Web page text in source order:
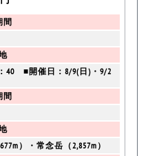
間
40 ■開催日：8/9(日)・9/2
間
）・常念岳（2,857m）